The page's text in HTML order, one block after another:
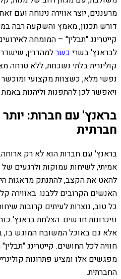
מרעננים, יוצר אווירה נינוחה ועם
דורש תכנון, מאמץ והשקעה רבה
קייטרינג "תבלין" – המומחה
לבראנץ' בשריכשרלמהדרין,
קולינרית בלתי נשכחת, ללא טרחה
נפשי מלא, כשצוות מקצועי
ויאפשר לכן להתפנות וליהנות
בראנץ' עם חברות:
חברתית
בראנץ' עם חברות הוא לא רק
אמיתי, לשיחות עמוקות ולרגעים
להאט את הקצב, להתנתק מדאגות
האנשים הקרובים ללבנו. באווירה
כל טוב, נוצרות לעיתים קרובות
וזיכרונות חדשים. הצלחת בראנץ'
אלא גם באוכל המשובח המוגש בו,
חוויה לכל החושים. קייטרינג
מפגשים אלו ומציע פתרונות
החברתית.